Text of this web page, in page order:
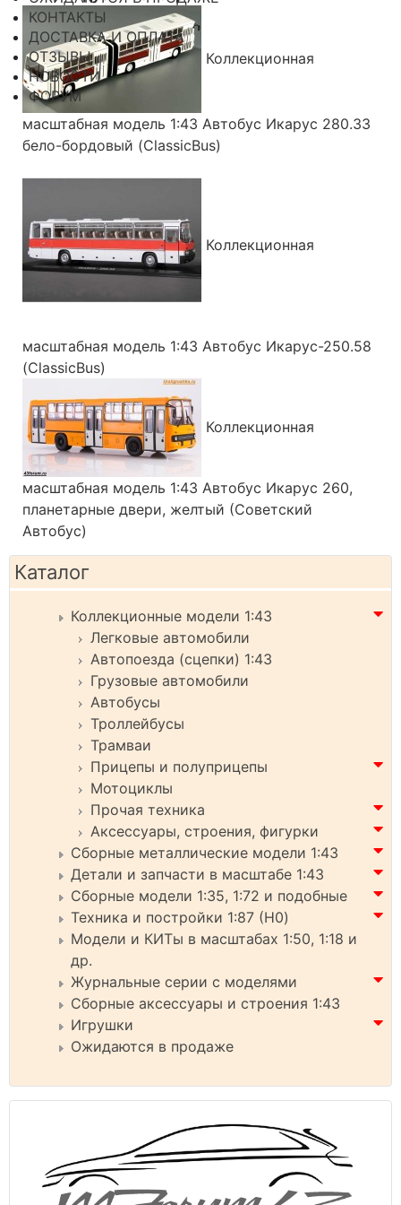
КОНТАКТЫ
ДОСТАВКА И ОПЛАТА
ОТЗЫВЫ
НОВОСТИ
ФОРУМ
Коллекционная
масштабная модель 1:43 Автобус Икарус 280.33
бело-бордовый (ClassicBus)
Коллекционная
масштабная модель 1:43 Автобус Икарус-250.58
(ClassicBus)
Коллекционная
масштабная модель 1:43 Автобус Икарус 260,
планетарные двери, желтый (Советский
Автобус)
Каталог
Коллекционные модели 1:43
Легковые автомобили
Автопоезда (сцепки) 1:43
Грузовые автомобили
Автобусы
Троллейбусы
Трамваи
Прицепы и полуприцепы
Мотоциклы
Прочая техника
Аксессуары, строения, фигурки
Сборные металлические модели 1:43
Детали и запчасти в масштабе 1:43
Сборные модели 1:35, 1:72 и подобные
Техника и постройки 1:87 (H0)
Модели и КИТы в масштабах 1:50, 1:18 и
др.
Журнальные серии с моделями
Сборные аксессуары и строения 1:43
Игрушки
Ожидаются в продаже